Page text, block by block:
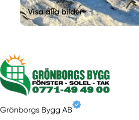
Visa alla bilder
Grönborgs Bygg AB